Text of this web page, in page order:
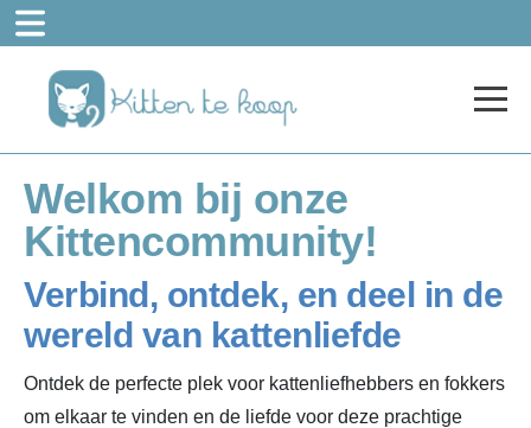
Welkom bij onze
Kittencommunity!
Verbind, ontdek, en deel in de
wereld van kattenliefde
Ontdek de perfecte plek voor kattenliefhebbers en fokkers
om elkaar te vinden en de liefde voor deze prachtige